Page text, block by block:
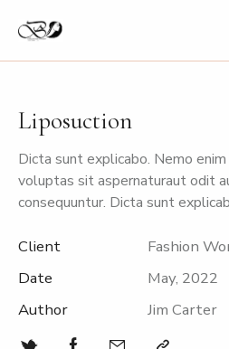
Liposuction
Dicta sunt explicabo. Nemo
voluptas sit aspernaturaut odit
consequuntur. Dicta sunt
Client
Fashion
Date
May, 2022
Author
Jim Carter